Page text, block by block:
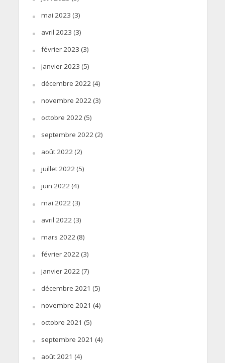
mai 2023 (3)
avril 2023 (3)
février 2023 (3)
janvier 2023 (5)
décembre 2022(4)
novembre 2022(3)
octobre 2022(5)
septembre 2022(2)
août 2022(2)
juillet 2022(5)
juin 2022(4)
mai 2022(3)
avril 2022(3)
mars 2022(8)
février 2022(3)
janvier 2022(7)
décembre 2021 (5)
novembre 2021 (4)
octobre 2021 (5)
septembre 2021 (4)
août 2021 (4)